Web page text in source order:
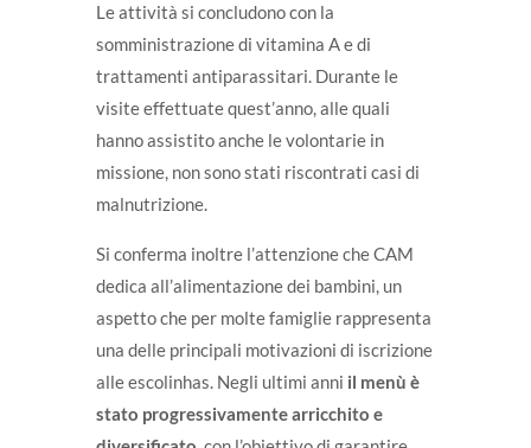
Le attività si concludono con la
somministrazione di vitamina A e di
trattamenti antiparassitari. Durante le
visite effettuate quest’anno, alle quali
hanno assistito anche le volontarie in
missione, non sono stati riscontrati casi di
malnutrizione.
Si conferma inoltre l’attenzione che CAM
dedica all’alimentazione dei bambini, un
aspetto che per molte famiglie rappresenta
una delle principali motivazioni di iscrizione
alle escolinhas. Negli ultimi anni il menù è
stato progressivamente arricchito e